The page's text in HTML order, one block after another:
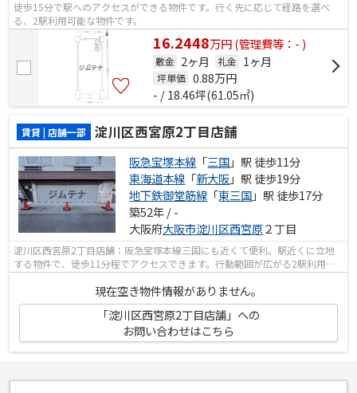
徒歩15分で駅へのアクセスができる物件です。行く先に応じて経路を選べ
る、2駅利用可能な物件です。
16.2448万円(管理費等：- )
敷金 2ヶ月 礼金 1ヶ月
坪単価 0.88万円
- / 18.46坪(61.05㎡)
賃貸 | 店舗一部 淀川区西宮原2丁目店舗
阪急宝塚本線 「三国」駅 徒歩11分
東海道本線 「新大阪」駅 徒歩19分
地下鉄御堂筋線 「東三国」駅 徒歩17分
築52年 / -
大阪府大阪市淀川区西宮原２丁目
淀川区西宮原2丁目店舗：阪急宝塚本線三国にも近くて便利。駅近くに立地
する物件で、徒歩11分程でアクセスできます。行動範囲が広がる2駅利用可
現在空き物件情報がありません。
「淀川区西宮原2丁目店舗」への
お問い合わせはこちら